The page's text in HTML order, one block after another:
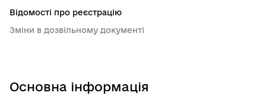
Основна інформація
Відомості про реєстрацію
Зміни в дозвільному документі